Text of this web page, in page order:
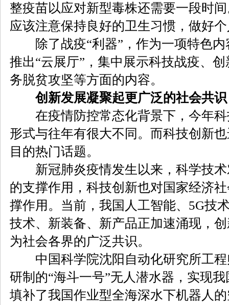
整疫苗以应对新型毒株还需要一段时
应该注意保持良好的卫生习惯，做好
除了战疫“利器”，作为一项特色内
推出“云展厅”，集中展示科技战疫、
务脱贫攻坚等方面的内容。
创新发展凝聚起更广泛的社会共识
在疫情防控常态化背景下，今年科
形式与往年有很大不同。而科技创新
目的热门话题。
新冠肺炎疫情发生以来，科学技术
的支撑作用，科技创新也对国家经济
撑作用。当前，我国人工智能、5G技
技术、新装备、新产品正加速涌现，
为社会各界的广泛共识。
中国科学院沈阳自动化研究所工程
研制的“海斗一号”无人潜水器，实现
填补了我国作业型全海深水下机器人